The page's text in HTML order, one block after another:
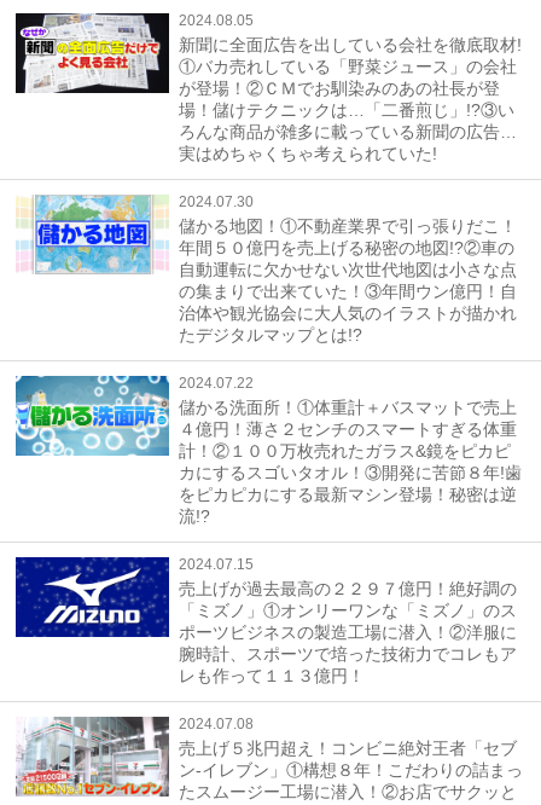
2024.08.05
新聞に全面広告を出している会社を徹底取材!
①バカ売れしている「野菜ジュース」の会社
が登場！②ＣＭでお馴染みのあの社長が登
場！儲けテクニックは…「二番煎じ」!?③い
ろんな商品が雑多に載っている新聞の広告…
実はめちゃくちゃ考えられていた!
2024.07.30
儲かる地図！①不動産業界で引っ張りだこ！
年間５０億円を売上げる秘密の地図!?②車の
自動運転に欠かせない次世代地図は小さな点
の集まりで出来ていた！③年間ウン億円！自
治体や観光協会に大人気のイラストが描かれ
たデジタルマップとは!?
2024.07.22
儲かる洗面所！①体重計＋バスマットで売上
４億円！薄さ２センチのスマートすぎる体重
計！②１００万枚売れたガラス&鏡をピカピ
カにするスゴいタオル！③開発に苦節８年!歯
をピカピカにする最新マシン登場！秘密は逆
流!?
2024.07.15
売上げが過去最高の２２９７億円！絶好調の
「ミズノ」①オンリーワンな「ミズノ」のス
ポーツビジネスの製造工場に潜入！②洋服に
腕時計、スポーツで培った技術力でコレもア
レも作って１１３億円！
2024.07.08
売上げ５兆円超え！コンビニ絶対王者「セブ
ン-イレブン」①構想８年！こだわりの詰まっ
たスムージー工場に潜入！②お店でサクッと